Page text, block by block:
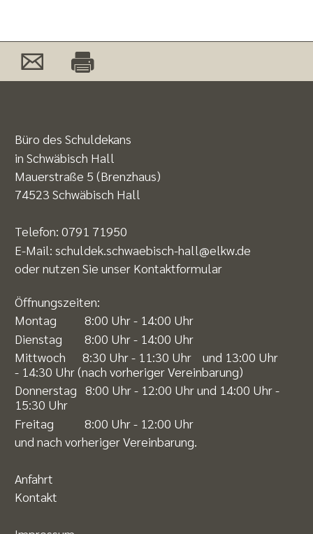
Büro des Schuldekans
in Schwäbisch Hall
Mauerstraße 5 (Brenzhaus)
74523 Schwäbisch Hall
Telefon: 0791 71950
E-Mail: schuldek.schwaebisch-hall@elkw.de
oder nutzen Sie unser Kontaktformular
Öffnungszeiten:
Montag 8:00 Uhr - 14:00 Uhr
Dienstag 8:00 Uhr - 14:00 Uhr
Mittwoch 8:30 Uhr - 11:30 Uhr und 13:00 Uhr
- 14:30 Uhr (nach vorheriger Vereinbarung)
Donnerstag 8:00 Uhr - 12:00 Uhr und 14:00 Uhr -
15:30 Uhr
Freitag 8:00 Uhr - 12:00 Uhr
und nach vorheriger Vereinbarung.
Anfahrt
Kontakt